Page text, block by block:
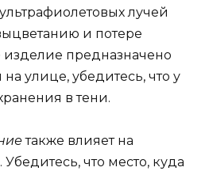
лучей
и потере
изделие предназначено
улице, убедитесь, что у
в тени.
также влияет на
что место, куда